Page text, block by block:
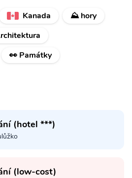
Kanada
⛰ hory
👀 Památky
(hotel ***)
(low-cost)